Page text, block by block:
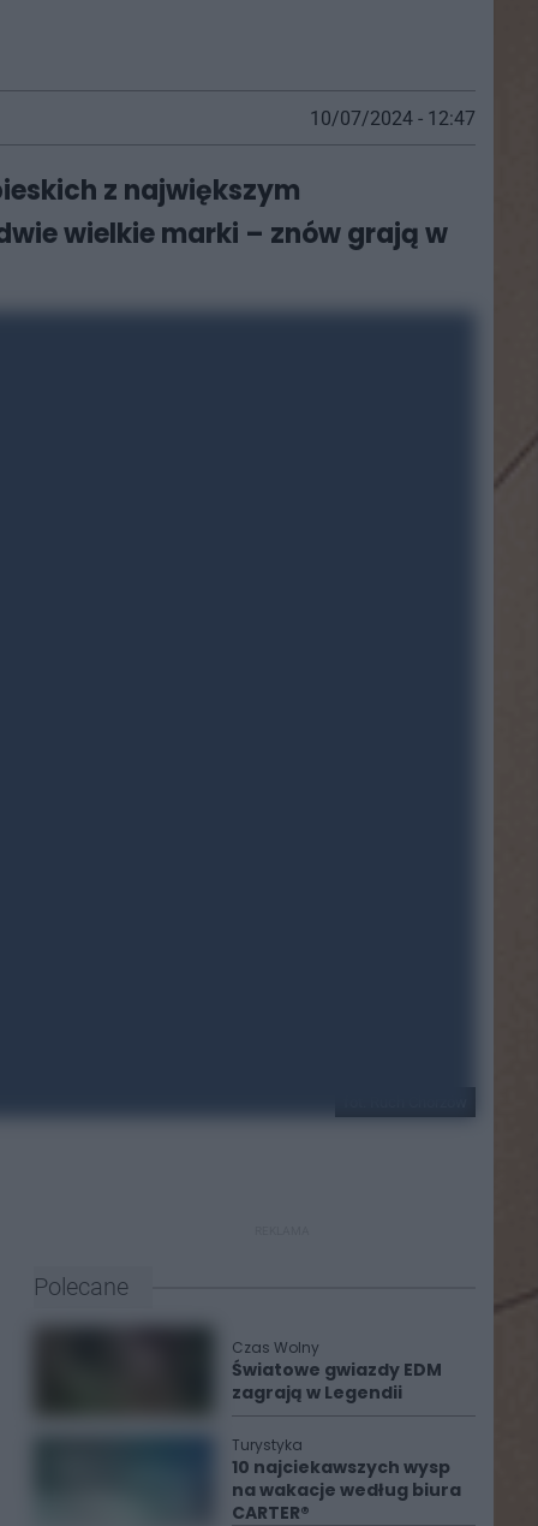
10/07/2024 - 12:47
z największym
wielkie marki – znów grają w
Polecane
Czas Wolny
Światowe gwiazdy EDM
zagrają w Legendii
Turystyka
10 najciekawszych wysp
na wakacje według biura
CARTER®